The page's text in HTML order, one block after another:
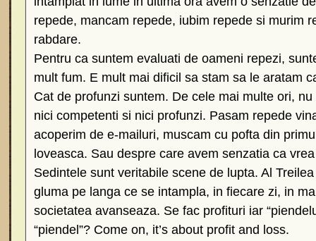
repede, mancam repede, iubim repede si murim
rabdare.
Pentru ca suntem evaluati de oameni repezi,
mult fum. E mult mai dificil sa stam sa le aratam
Cat de profunzi suntem. De cele mai multe ori,
nici competenti si nici profunzi. Pasam repede
acoperim de e-mailuri, muscam cu pofta din
loveasca. Sau despre care avem senzatia ca
Sedintele sunt veritabile scene de lupta. Al
gluma pe langa ce se intampla, in fiecare zi, in
societatea avanseaza. Se fac profituri iar
“piendel”? Come on, it’s about profit and loss.